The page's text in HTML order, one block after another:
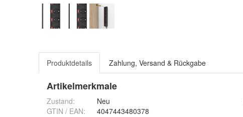
Produktdetails Zahlung, Versand & Rückgabe
Artikelmerkmale
Zustand:
Neu
GTIN / EAN:
4047443480378